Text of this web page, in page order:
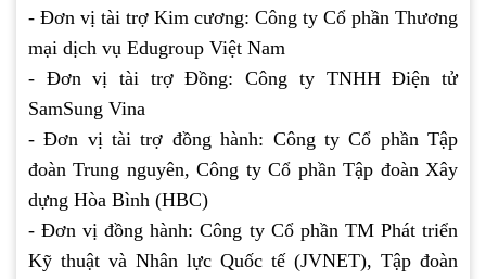
- Đơn vị tài trợ Kim cương: Công ty Cổ phần Thương
mại dịch vụ Edugroup Việt Nam
- Đơn vị tài trợ Đồng: Công ty TNHH Điện tử
SamSung Vina
- Đơn vị tài trợ đồng hành: Công ty Cổ phần Tập
đoàn Trung nguyên, Công ty Cổ phần Tập đoàn Xây
dựng Hòa Bình (HBC)
- Đơn vị đồng hành: Công ty Cổ phần TM Phát triển
Kỹ thuật và Nhân lực Quốc tế (JVNET), Tập đoàn